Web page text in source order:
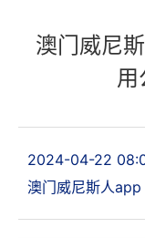
澳门威尼
用
2024-04-22
澳门威尼斯人app